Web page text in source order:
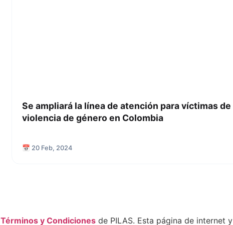
Se ampliará la línea de atención para víctimas de
violencia de género en Colombia
📅 20 Feb, 2024
Términos y Condiciones de PILAS. Esta página de internet y